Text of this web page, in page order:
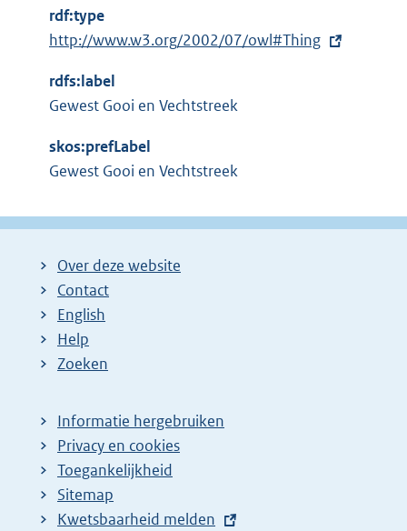
e
r
e
i
n
:
rdf:type
E
t
e
n
l
http://www.w3.org/2002/07/owl#Thing
rdfs:label
Gewest Gooi en Vechtstreek
skos:prefLabel
Gewest Gooi en Vechtstreek
Over deze website
Contact
English
Help
Zoeken
Informatie hergebruiken
Privacy en cookies
Toegankelijkheid
Sitemap
E
Kwetsbaarheid melden